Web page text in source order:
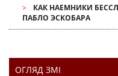
КАК НАЕМНИКИ
ПАБЛО ЭСКОБАРА
ОГЛЯД ЗМІ